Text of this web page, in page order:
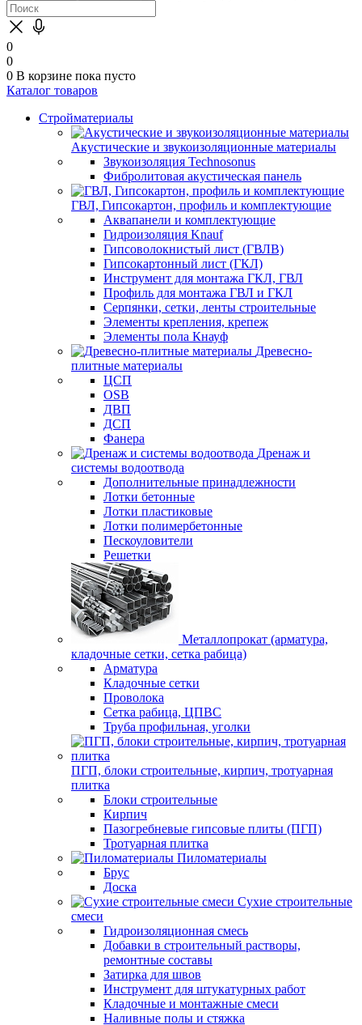
0
0
0 В корзине пока пусто
Каталог товаров
Стройматериалы
Акустические и звукоизоляционные материалы
Звукоизоляция Technosonus
Фибролитовая акустическая панель
ГВЛ, Гипсокартон, профиль и комплектующие
Аквапанели и комплектующие
Гидроизоляция Knauf
Гипсоволокнистый лист (ГВЛВ)
Гипсокартонный лист (ГКЛ)
Инструмент для монтажа ГКЛ, ГВЛ
Профиль для монтажа ГВЛ и ГКЛ
Серпянки, сетки, ленты строительные
Элементы крепления, крепеж
Элементы пола Кнауф
Древесно-
плитные материалы
ЦСП
OSB
ДВП
ДСП
Фанера
Дренаж и
системы водоотвода
Дополнительные принадлежности
Лотки бетонные
Лотки пластиковые
Лотки полимербетонные
Пескоуловители
Решетки
Металлопрокат (арматура,
кладочные сетки, сетка рабица)
Арматура
Кладочные сетки
Проволока
Сетка рабица, ЦПВС
Труба профильная, уголки
ПГП, блоки строительные, кирпич, тротуарная
плитка
Блоки строительные
Кирпич
Пазогребневые гипсовые плиты (ПГП)
Тротуарная плитка
Пиломатериалы
Брус
Доска
Сухие строительные
смеси
Гидроизоляционная смесь
Добавки в строительный растворы,
ремонтные составы
Затирка для швов
Инструмент для штукатурных работ
Кладочные и монтажные смеси
Наливные полы и стяжка